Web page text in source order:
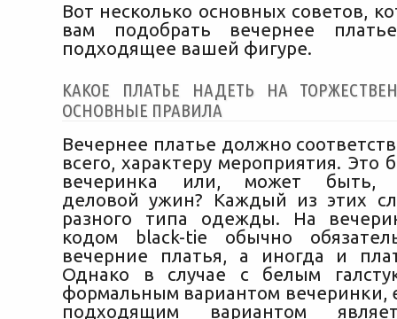
Вот несколько основных советов,
вам подобрать вечернее
подходящее вашей фигуре.
КАКОЕ ПЛАТЬЕ НАДЕТЬ НА
ОСНОВНЫЕ ПРАВИЛА
Вечернее платье должно
всего, характеру мероприятия. Это
вечеринка или, может быть,
деловой ужин? Каждый из этих
разного типа одежды. На
кодом black-tie обычно
вечерние платья, а иногда и
Однако в случае с белым
формальным вариантом вечеринки,
подходящим вариантом